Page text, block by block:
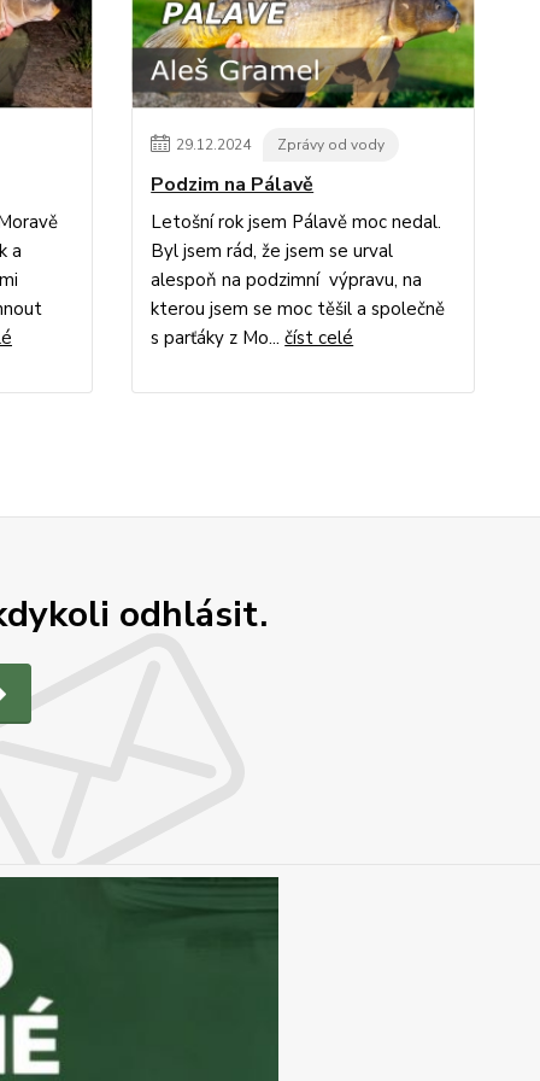
a
29.12.2024 Zprávy od vody
Podzim na Pálavě
Letošní rok jsem Pálavě moc nedal.
Byl jsem rád, že jsem se urval
alespoň na podzimní výpravu, na
kterou jsem se moc těšil a společně
s parťáky z Mo...číst celé
odhlásit.